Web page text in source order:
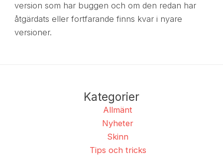
version som har buggen och om den redan har
åtgärdats eller fortfarande finns kvar i nyare
versioner.
Kategorier
Allmänt
Nyheter
Skinn
Tips och tricks